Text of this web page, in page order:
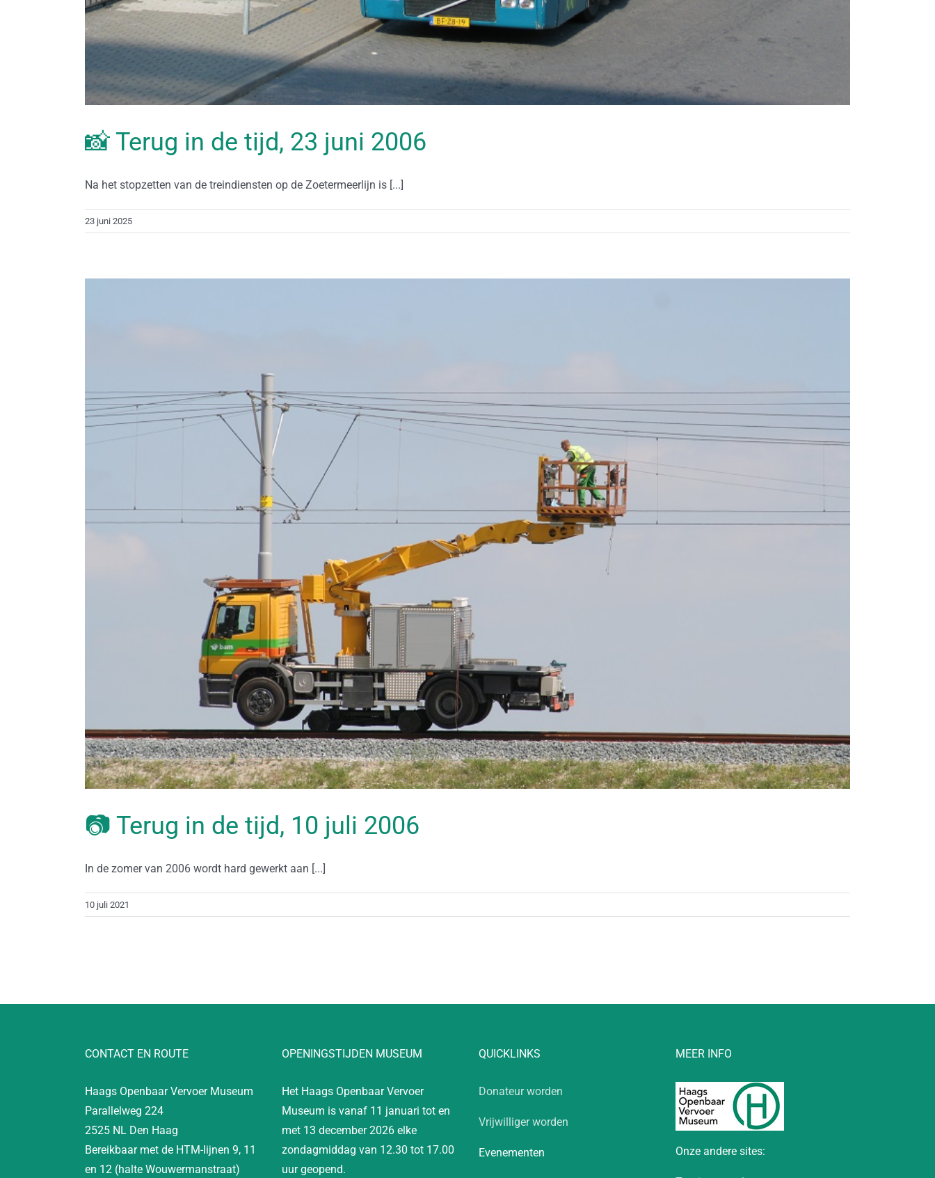
📸 Terug in de tijd, 23 juni 2006
Na het stopzetten van de treindiensten op de Zoetermeerlijn is [...]
23 juni 2025
📷 Terug in de tijd, 10 juli 2006
In de zomer van 2006 wordt hard gewerkt aan [...]
10 juli 2021
CONTACT EN ROUTE
Haags Openbaar Vervoer Museum
Parallelweg 224
2525 NL Den Haag
Bereikbaar met de HTM-lijnen 9, 11
en 12 (halte Wouwermanstraat)
OPENINGSTIJDEN MUSEUM
Het Haags Openbaar Vervoer
Museum is vanaf 11 januari tot en
met 13 december 2026 elke
zondagmiddag van 12.30 tot 17.00
uur geopend.
QUICKLINKS
Donateur worden
Vrijwilliger worden
Evenementen
MEER INFO
Onze andere sites: